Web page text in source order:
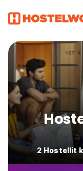
2 Hostellit